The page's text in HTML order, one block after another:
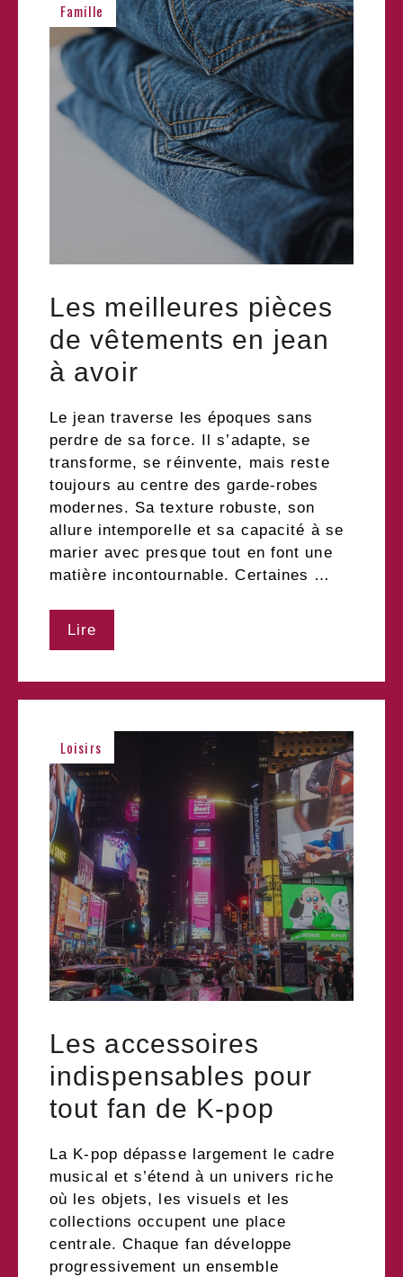
Famille
Les meilleures pièces
de vêtements en jean
à avoir
Le jean traverse les époques sans
perdre de sa force. Il s’adapte, se
transforme, se réinvente, mais reste
toujours au centre des garde-robes
modernes. Sa texture robuste, son
allure intemporelle et sa capacité à se
marier avec presque tout en font une
matière incontournable. Certaines …
Lire
Loisirs
Les accessoires
indispensables pour
tout fan de K-pop
La K-pop dépasse largement le cadre
musical et s’étend à un univers riche
où les objets, les visuels et les
collections occupent une place
centrale. Chaque fan développe
progressivement un ensemble